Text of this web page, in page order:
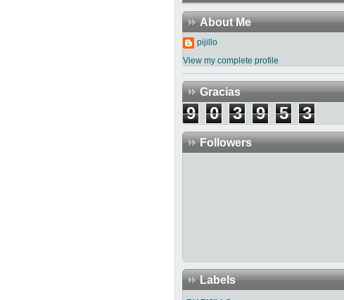
About Me
pijillo
View my complete profile
Gracias
9 0 3 9 5 3
Followers
Labels